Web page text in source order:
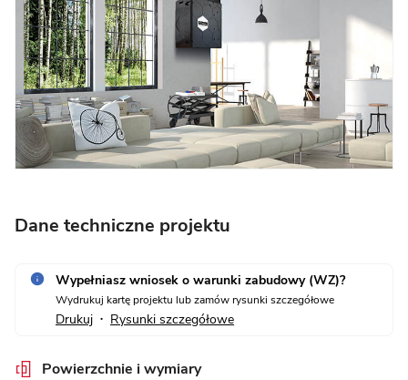
Dane techniczne projektu
Wypełniasz wniosek o warunki zabudowy (WZ)?
Wydrukuj kartę projektu lub zamów rysunki szczegółowe
Drukuj • Rysunki szczegółowe
Powierzchnie i wymiary